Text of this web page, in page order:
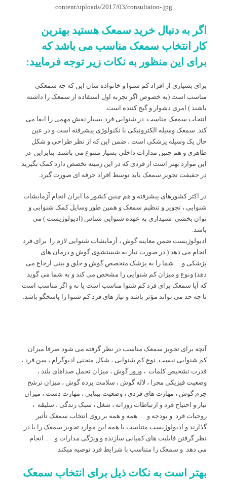
اگر به دنبال خرید سمعک هستید بهترین
کار انتخاب سمعک مناسب می باشد که
برای این منظور به نکات زیر توجه فرمایید:
برای بسیاری از افراد کم شنوا و خانواده شان این که چه سمعکی
مناسب است (به خصوص اگر تجربه اول استفاده از سمعک را داشته
باشند ) امری دشوار و گیج کننده است.
انتخاب سمعک مناسب در شنوایی فرد بسیار نقش مهمی را ایفا می
کند. سمعک وسیله الکترونیکی با تکنولوژی پیشرفته است و در عین
حال یک وسیله پزشکی است ، ضمن این که از نظر طراحی و شکل
ظاهری و هم چنین مدارات داخلی بسیار متنوع می باشند. بنابراین در
این موارد بهتر است از فردی که در این زمینه تخصص دارد کمک بگیرید
در حقیقت تجویز سمعک باید توسط افراد حرفه ای صورت گیرد.
در اکثر کشورهای پیشرفته و هم چنین کشور ما ایران انجام آزمایشات
شنوایی ، تجویز و تنظیم سمعک و همین طور وسایل کمک شنوایی و
توان بخشی شنیداری به عهده شنوایی شناس (ادیولوژیست ) می
باشد.
ادیولوژیست ضمن معاینه گوش ، آزمایشات شنوایی لازم را برای فرد
انجام می دهد ( در صورت نیاز به شستشوی گوش و درمان های
پزشکی و …شما را به پزشک متخصص گوش و حلق و بینی ارجاع می
دهد) ونوع و میزان کم شنوایی را مشخص می کند و به شما می گوید
که آیا سمعک برای فرد کم شنوا مناسب است یا نه و اگر مناسب است
تا چه حد می تواند مؤثر باشد و نیاز های فرد کم شنوا را پاسخگو باشد.
آنچه برای تجویز سمعک مناسب در نظر گرفته می شود صرفا میزان
کم شنوایی نیست. نوع کم شنوایی ، شکل منحنی ادیوگرام ، سن فرد ،
قدرت تشخیص کلمات ، وزوز گوش ، میزان تحمل صداهای بلند ،
وضعیت فیزیکی مجرا ، لاله گوش ، سلامت پرده گوش ، میزان ترشح
جرم گوش ، مهارت های فردی ، وضعیت بینایی ، مهارت دست ، میزان
نیاز و احتیاج فرد و ارتباطات روزانه ، شغل ، سبک زندگی ، سلیقه ،
روحیات فرد و بودجه و … همه و همه بر روی انتخاب سمعک تأثیر
گذارند و ادیولوژیست متناسب با همه این موارد تجویز سمعک را با در
نظر گرفتن قابلیت های کمپانی سازنده و ویژگی مدارات و …. انجام
می دهد و سمعک را متناسب با شرایط فرد توصیه میکند.
بهتر است به نکات ذیل برای انتخاب سمعک